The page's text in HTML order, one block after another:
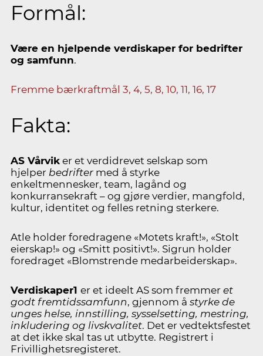
Formål:
Være en hjelpende verdiskaper for bedrifter
og samfunn.
Fremme bærkraftmål 3, 4, 5, 8, 10, 11, 16, 17
Fakta:
AS Vårvik er et verdidrevet selskap som
hjelper bedrifter med å styrke
enkeltmennesker, team, lagånd og
konkurransekraft – og gjøre verdier, mangfold,
kultur, identitet og felles retning sterkere.
Atle holder foredragene «Motets kraft!», «Stolt
eierskap!» og «Smitt positivt!». Sigrun holder
foredraget «Blomstrende medarbeiderskap».
Verdiskaper1 er et ideelt AS som fremmer et
godt fremtidssamfunn, gjennom å styrke de
unges helse, innstilling, sysselsetting, mestring,
inkludering og livskvalitet. Det er vedtektsfestet
at det ikke skal tas ut utbytte. Registrert i
Frivillighetsregisteret.